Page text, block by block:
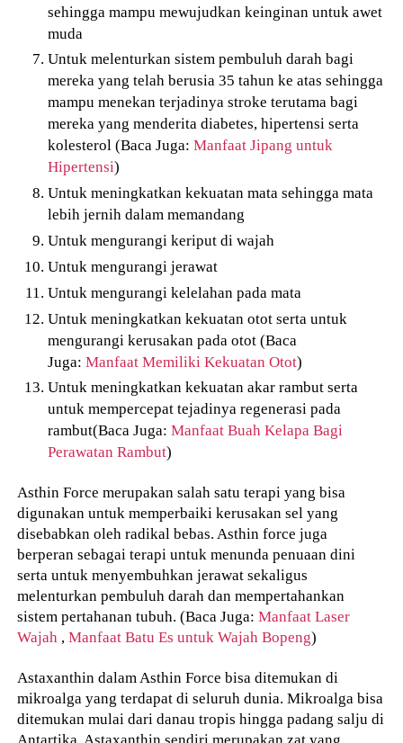
sehingga mampu mewujudkan keinginan untuk awet
muda
Untuk melenturkan sistem pembuluh darah bagi
mereka yang telah berusia 35 tahun ke atas sehingga
mampu menekan terjadinya stroke terutama bagi
mereka yang menderita diabetes, hipertensi serta
kolesterol (Baca Juga:Manfaat Jipang untuk
Hipertensi)
Untuk meningkatkan kekuatan mata sehingga mata
lebih jernih dalam memandang
Untuk mengurangi keriput di wajah
Untuk mengurangi jerawat
Untuk mengurangi kelelahan pada mata
Untuk meningkatkan kekuatan otot serta untuk
mengurangi kerusakan pada otot (Baca
Juga:Manfaat Memiliki Kekuatan Otot)
Untuk meningkatkan kekuatan akar rambut serta
untuk mempercepat tejadinya regenerasi pada
rambut(Baca Juga:Manfaat Buah Kelapa Bagi
Perawatan Rambut)
Asthin Force merupakan salah satu terapi yang bisa
digunakan untuk memperbaiki kerusakan sel yang
disebabkan oleh radikal bebas. Asthin force juga
berperan sebagai terapi untuk menunda penuaan dini
serta untuk menyembuhkan jerawat sekaligus
melenturkan pembuluh darah dan mempertahankan
sistem pertahanan tubuh. (Baca Juga:Manfaat Laser
Wajah ,Manfaat Batu Es untuk Wajah Bopeng)
Astaxanthin dalam Asthin Force bisa ditemukan di
mikroalga yang terdapat di seluruh dunia. Mikroalga bisa
ditemukan mulai dari danau tropis hingga padang salju di
Antartika. Astaxanthin sendiri merupakan zat yang